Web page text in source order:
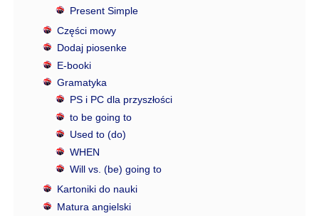
Present Simple
Części mowy
Dodaj piosenke
E-booki
Gramatyka
PS i PC dla przyszłości
to be going to
Used to (do)
WHEN
Will vs. (be) going to
Kartoniki do nauki
Matura angielski